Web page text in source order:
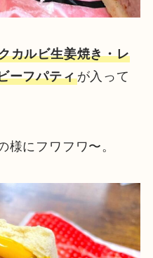
カルビ生姜焼き・レ
ーフパティが入って
様にフワフワ〜。